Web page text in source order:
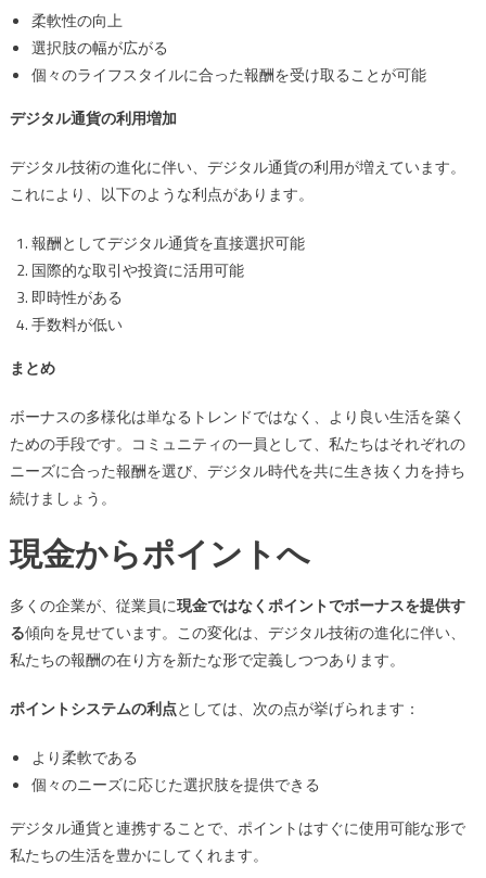
柔軟性の向上
選択肢の幅が広がる
個々のライフスタイルに合った報酬を受け取ることが可能
デジタル通貨の利用増加
デジタル技術の進化に伴い、デジタル通貨の利用が増えています。
これにより、以下のような利点があります。
報酬としてデジタル通貨を直接選択可能
国際的な取引や投資に活用可能
即時性がある
手数料が低い
まとめ
ボーナスの多様化は単なるトレンドではなく、より良い生活を築く
ための手段です。コミュニティの一員として、私たちはそれぞれの
ニーズに合った報酬を選び、デジタル時代を共に生き抜く力を持ち
続けましょう。
現金からポイントへ
多くの企業が、従業員に現金ではなくポイントでボーナスを提供す
る傾向を見せています。この変化は、デジタル技術の進化に伴い、
私たちの報酬の在り方を新たな形で定義しつつあります。
ポイントシステムの利点としては、次の点が挙げられます：
より柔軟である
個々のニーズに応じた選択肢を提供できる
デジタル通貨と連携することで、ポイントはすぐに使用可能な形で
私たちの生活を豊かにしてくれます。